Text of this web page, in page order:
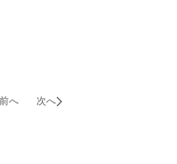
前へ 次へ